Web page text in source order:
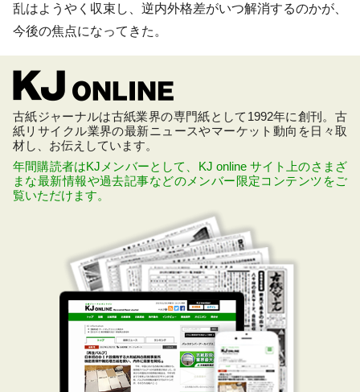
乱はようやく収束し、逆内外格差がいつ解消するのかが、
今後の焦点になってきた。
古紙ジャーナルは古紙業界の専門紙として1992年に創刊。古
紙リサイクル業界の最新ニュースやマーケット動向を日々取
材し、お伝えしています。
年間購読者はKJメンバーとして、KJ online サイト上のさまざ
まな最新情報や過去記事などのメンバー限定コンテンツをご
覧いただけます。